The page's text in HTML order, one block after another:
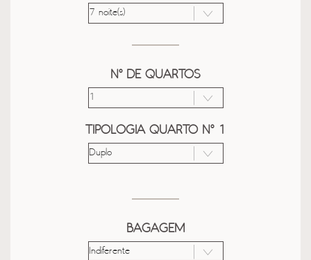
Nº DE QUARTOS
TIPOLOGIA QUARTO Nº 1
BAGAGEM